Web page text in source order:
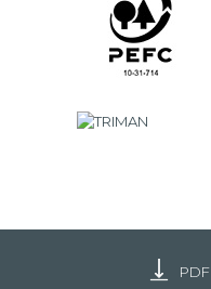
PDF